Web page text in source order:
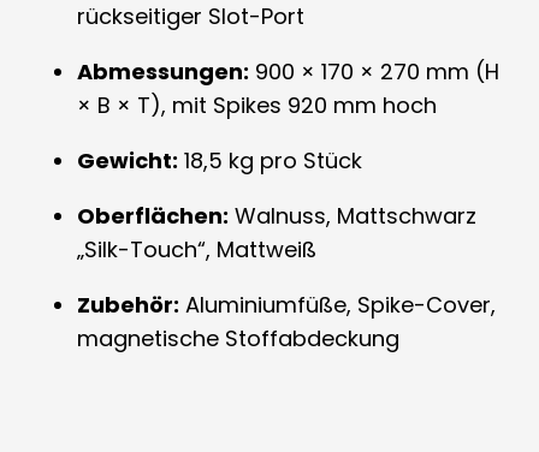
rückseitiger Slot-Port
Abmessungen: 900 × 170 × 270 mm (H
× B × T), mit Spikes 920 mm hoch
Gewicht: 18,5 kg pro Stück
Oberflächen: Walnuss, Mattschwarz
„Silk-Touch“, Mattweiß
Zubehör: Aluminiumfüße, Spike-Cover,
magnetische Stoffabdeckung